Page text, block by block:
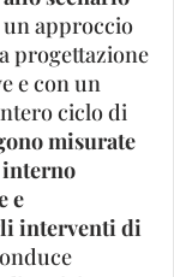
approccio
progettazione
e con un
ciclo di
misurate
interno
e
interventi di